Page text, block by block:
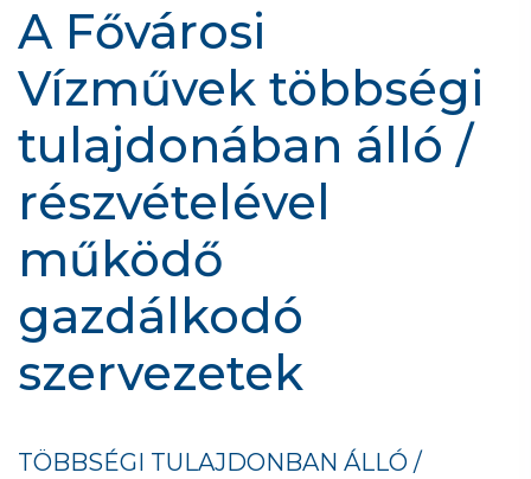
A Fővárosi
Vízművek többségi
tulajdonában álló /
részvételével
működő
gazdálkodó
szervezetek
TÖBBSÉGI TULAJDONBAN ÁLLÓ /